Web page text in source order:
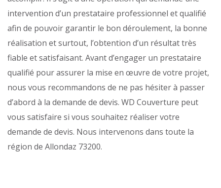
intervention d’un prestataire professionnel et qualifié
afin de pouvoir garantir le bon déroulement, la bonne
réalisation et surtout, l’obtention d’un résultat très
fiable et satisfaisant. Avant d’engager un prestataire
qualifié pour assurer la mise en œuvre de votre projet,
nous vous recommandons de ne pas hésiter à passer
d’abord à la demande de devis. WD Couverture peut
vous satisfaire si vous souhaitez réaliser votre
demande de devis. Nous intervenons dans toute la
région de Allondaz 73200.